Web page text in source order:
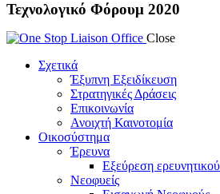
Τεχνολογικό Φόρουμ 2020
Close
Σχετικά
Έξυπνη Εξειδίκευση
Στρατηγικές Δράσεις
Επικοινωνία
Ανοιχτή Καινοτομία
Οικοσύστημα
Έρευνα
Εξεύρεση
Νεοφυείς